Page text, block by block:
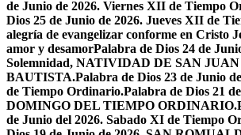
de Junio de 2026. Viernes XII de Tiempo
Dios 25 de Junio de 2026. Jueves XII de
alegría de evangelizar conforme en Cristo
amor y desamorPalabra de Dios 24 de
Solemnidad, NATIVIDAD DE SAN JUAN
BAUTISTA.Palabra de Dios 23 de Junio
de Tiempo Ordinario.Palabra de Dios 21
DOMINGO DEL TIEMPO ORDINARIO.
de Junio del 2026. Sabado XI de Tiempo